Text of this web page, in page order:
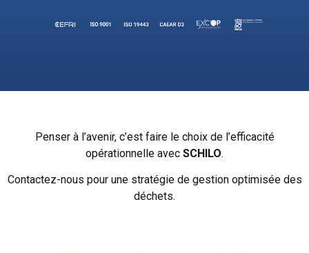
Penser à l’avenir, c’est faire le choix de l’efficacité
opérationnelle avec SCHILO.
Contactez-nous pour une stratégie de gestion optimisée des
déchets.